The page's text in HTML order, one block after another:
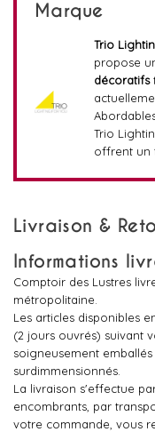
Marque
Trio
propose
décoratifs
Trio
offrent un
Livraison &
Informations
Comptoir des Lustres
métropolitaine.
Les articles disponibles
(2 jours ouvrés) suivant
soigneusement
surdimmensionnés.
La livraison s'effectue
encombrants, par
votre commande, vous